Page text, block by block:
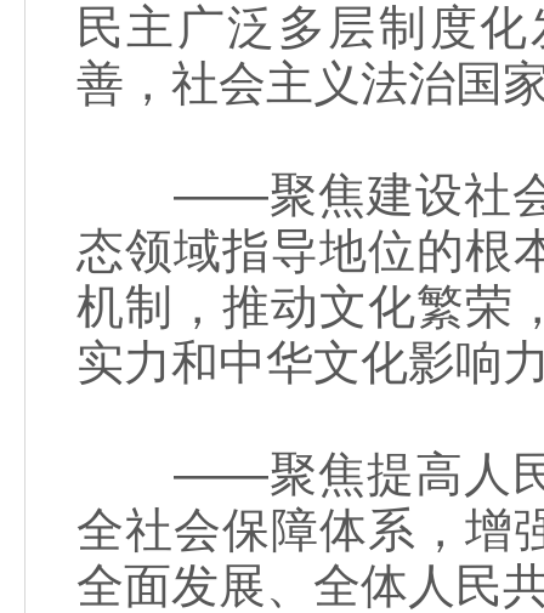
民主广泛多层制度
善，社会主义法治国
——聚焦建设社会
态领域指导地位的根
机制，推动文化繁荣
实力和中华文化影响
——聚焦提高人民
全社会保障体系，增
全面发展、全体人民